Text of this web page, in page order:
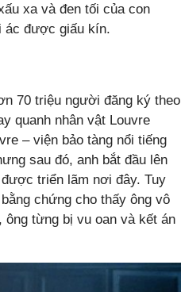
xa và đen tối của con
ác được giấu kín.
70 triệu người đăng ký theo
quanh nhân vật Louvre
– viện bảo tàng nổi tiếng
sau đó, anh bắt đầu lên
triển lãm nơi đây. Tuy
chứng cho thấy ông vô
từng bị vu oan và kết án